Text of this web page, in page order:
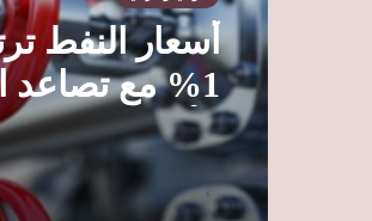
أسعار النفط
1% مع تصاعد
الأوسط